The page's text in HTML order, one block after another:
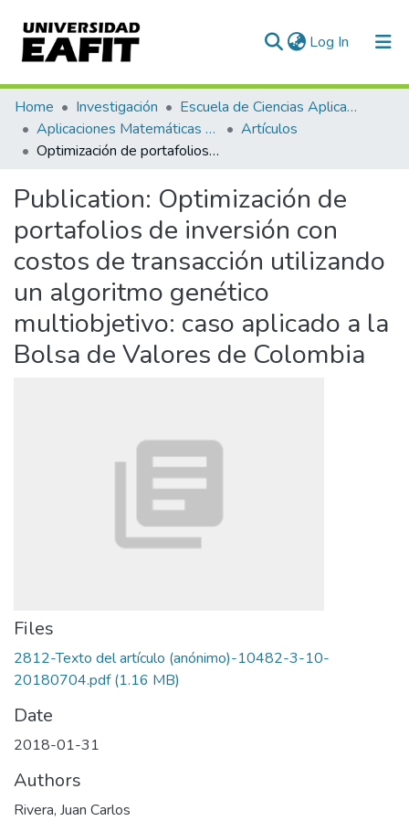
Log In (current)
Communities & Collections
All of DSpace
Home Investigación
Escuela de Ciencias Aplicadas e Ingeniería
Aplicaciones Matemáticas en Ciencias e Ingeniería
Artículos
Optimización de portafolios de inversión con costos de transacción utilizando un algoritmo genético multiobjetivo: caso aplicado a la Bolsa de Valores de Colombia
Publication: Optimización de
portafolios de inversión con
costos de transacción utilizando
un algoritmo genético
multiobjetivo: caso aplicado a la
Bolsa de Valores de Colombia
Files
2812-Texto del artículo (anónimo)-10482-3-10-
20180704.pdf(1.16 MB)
Date
2018-01-31
Authors
Rivera, Juan Carlos